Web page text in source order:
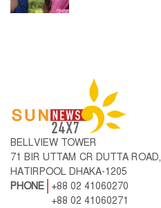
BELLVIEW TOWER
71 BIR UTTAM CR DUTTA ROAD,
HATIRPOOL DHAKA-1205
PHONE
+88 02 41060270
+88 02 41060271